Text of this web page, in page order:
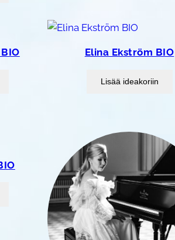
Elina Ekström BIO
Lisää ideakoriin